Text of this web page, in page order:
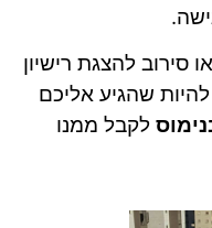
סירוב להצגת רישיון
שהגיע אליכם
לקבל ממנו